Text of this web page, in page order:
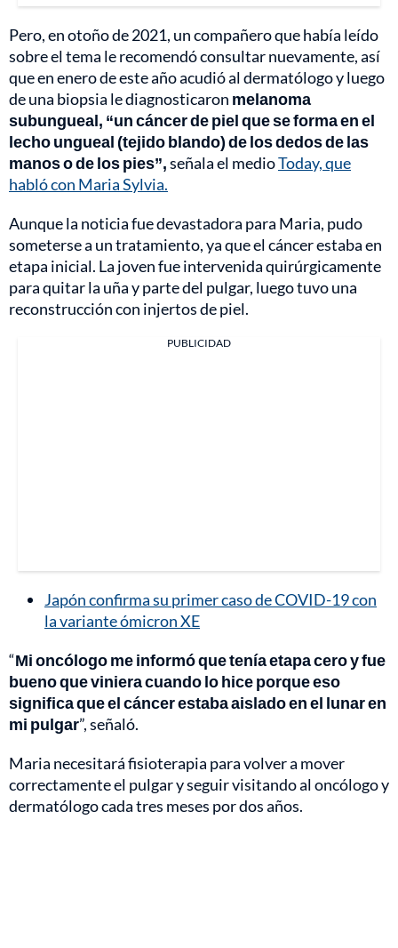
Pero, en otoño de 2021, un compañero que había leído
sobre el tema le recomendó consultar nuevamente, así
que en enero de este año acudió al dermatólogo y luego
de una biopsia le diagnosticaron melanoma
subungueal, “un cáncer de piel que se forma en el
lecho ungueal (tejido blando) de los dedos de las
manos o de los pies”,señala el medioToday, que
habló con Maria Sylvia.
Aunque la noticia fue devastadora para Maria, pudo
someterse a un tratamiento, ya que el cáncer estaba en
etapa inicial. La joven fue intervenida quirúrgicamente
para quitar la uña y parte del pulgar, luego tuvo una
reconstrucción con injertos de piel.
PUBLICIDAD
Japón confirma su primer caso de COVID-19 con
la variante ómicron XE
“Mi oncólogo me informó que tenía etapa cero y fue
bueno que viniera cuando lo hice porque eso
significa que el cáncer estaba aislado en el lunar en
mi pulgar”, señaló.
Maria necesitará fisioterapia para volver a mover
correctamente el pulgar y seguir visitando al oncólogo y
dermatólogo cada tres meses por dos años.